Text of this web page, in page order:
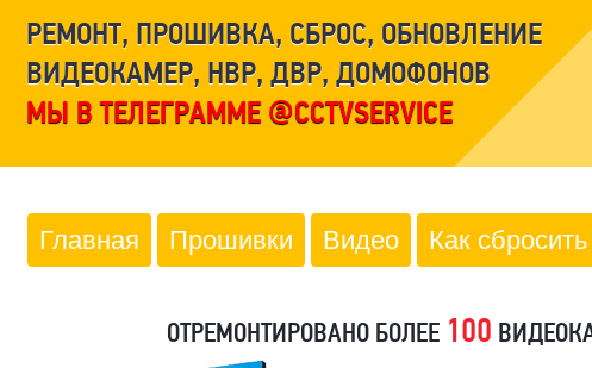
РЕМОНТ, ПРОШИВКА, СБРОС, ОБНОВЛЕНИЕ
ВИДЕОКАМЕР, НВР, ДВР, ДОМОФОНОВ
МЫ В ТЕЛЕГРАММЕ @CCTVSERVICE
Главная Прошивки Видео Как сбросить
ОТРЕМОНТИРОВАНО БОЛЕЕ 100